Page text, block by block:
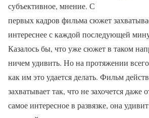
субъективное, мнение. С
первых кадров фильма сюжет
интереснее с каждой последующей
Казалось бы, что уже сюжет в таком
ничем удивить. Но на протяжении
как им это удается делать. Фильм
захватывает так, что не захочется даже
самое интересное в развязке, она